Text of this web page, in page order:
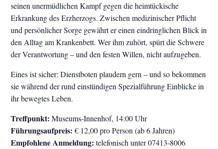
seinen unermüdlichen Kampf gegen die heimtückische
Erkrankung des Erzherzogs. Zwischen medizinischer Pflicht
und persönlicher Sorge gewährt er einen eindringlichen Blick in
den Alltag am Krankenbett. Wer ihm zuhört, spürt die Schwere
der Verantwortung – und den festen Willen, nicht aufzugeben.
Eines ist sicher: Dienstboten plaudern gern – und so bekommen
sie während der rund einstündigen Spezialführung Einblicke in
ihr bewegtes Leben.
Treffpunkt: Museums-Innenhof, 14:00 Uhr
Führungsaufpreis: € 12,00 pro Person (ab 6 Jahren)
Empfohlene Anmeldung: telefonisch unter 07413-8006